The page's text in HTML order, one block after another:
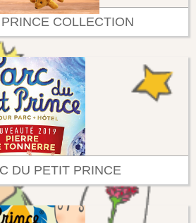
COLLECTION
DU PETIT PRINCE